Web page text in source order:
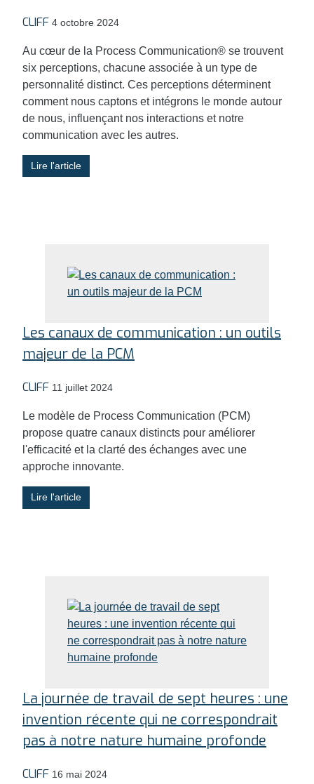
CLIFF 4 octobre 2024
Au cœur de la Process Communication® se trouvent
six perceptions, chacune associée à un type de
personnalité distinct. Ces perceptions déterminent
comment nous captons et intégrons le monde autour
de nous, influençant nos interactions et notre
communication avec les autres.
Lire l'article
Les canaux de communication : un outils
majeur de la PCM
CLIFF 11 juillet 2024
Le modèle de Process Communication (PCM)
propose quatre canaux distincts pour améliorer
l'efficacité et la clarté des échanges avec une
approche innovante.
Lire l'article
La journée de travail de sept heures : une
invention récente qui ne correspondrait
pas à notre nature humaine profonde
CLIFF 16 mai 2024